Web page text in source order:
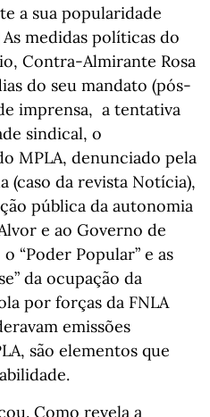
a sua popularidade
medidas políticas do
Contra-Almirante Rosa
do seu mandato (pós-
imprensa, a tentativa
sindical, o
MPLA, denunciado pela
(caso da revista Notícia),
pública da autonomia
e ao Governo de
“Poder Popular” e as
da ocupação da
por forças da FNLA
emissões
são elementos que
Como revela a